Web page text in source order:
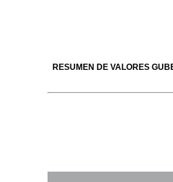
RESUMEN DE VALORES